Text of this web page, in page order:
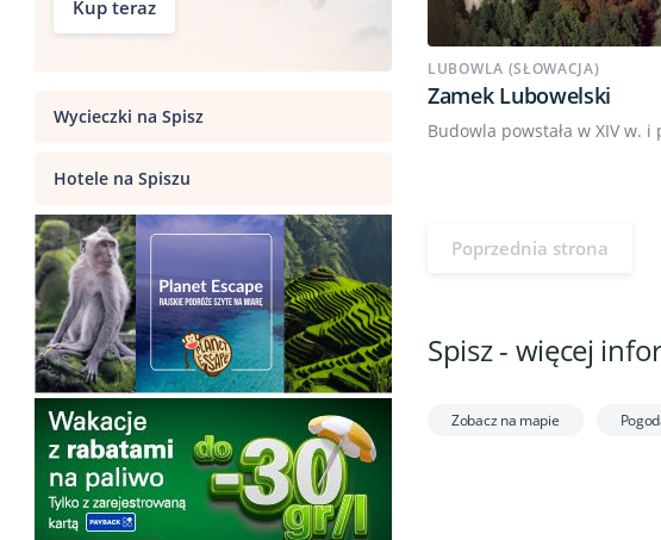
Kup teraz
Wycieczki na Spisz
Hotele na Spiszu
LUBOWLA (SŁOWACJA)
Zamek Lubowelski
Budowla powstała w XIV w. i
Poprzednia strona
Spisz - więcej
Zobacz na mapie